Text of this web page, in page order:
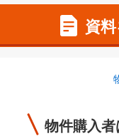
資
物件購入者